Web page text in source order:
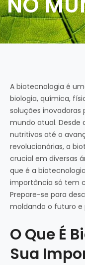
A biotecnologia é
biologia, química,
soluções inovadoras
mundo atual. Desde
nutritivos até o
revolucionárias, a
crucial em diversas
que é a
importância só tem
Prepare-se para
moldando o futuro e
O Que É
Sua